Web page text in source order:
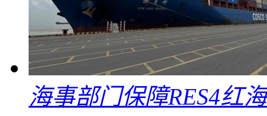
海事部门保障RES4红